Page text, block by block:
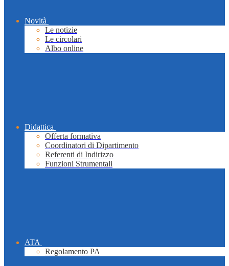
Novità
Le notizie
Le circolari
Albo online
Didattica
Offerta formativa
Coordinatori di Dipartimento
Referenti di Indirizzo
Funzioni Strumentali
ATA
Regolamento PA